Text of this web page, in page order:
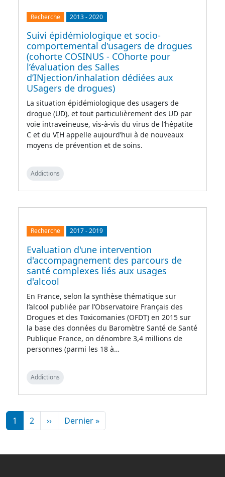
Recherche 2013-2020
Suivi épidémiologique et socio-
comportemental d'usagers de drogues
(cohorte COSINUS - COhorte pour
l’évaluation des Salles
d’INjection/inhalation dédiées aux
USagers de drogues)
La situation épidémiologique des usagers de
drogue (UD), et tout particulièrement des UD par
voie intraveineuse, vis-à-vis du virus de l’hépatite
C et du VIH appelle aujourd’hui à de nouveaux
moyens de prévention et de soins.
Addictions
Recherche 2017-2019
Evaluation d'une intervention
d'accompagnement des parcours de
santé complexes liés aux usages
d'alcool
En France, selon la synthèse thématique sur
l’alcool publiée par l’Observatoire Français des
Drogues et des Toxicomanies (OFDT) en 2015 sur
la base des données du Baromètre Santé de Santé
Publique France, on dénombre 3,4 millions de
personnes (parmi les 18 à…
Addictions
Pagination
1 2 ››Page suivante
Dernier »Dernière page